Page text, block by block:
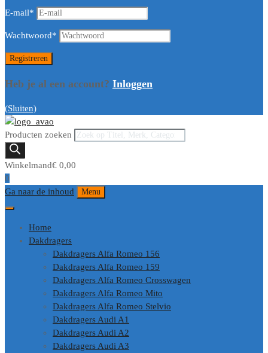
E-mail*
Wachtwoord*
Heb je al een account? Inloggen
(Sluiten)
Producten zoeken
Winkelmand€ 0,00
0
Ga naar de inhoud
Menu
Home
Dakdragers
Dakdragers Alfa Romeo 156
Dakdragers Alfa Romeo 159
Dakdragers Alfa Romeo Crosswagen
Dakdragers Alfa Romeo Mito
Dakdragers Alfa Romeo Stelvio
Dakdragers Audi A1
Dakdragers Audi A2
Dakdragers Audi A3